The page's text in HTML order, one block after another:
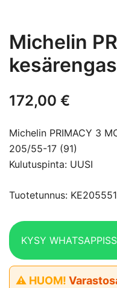
Michelin
172,00 €
Michelin PRIMACY 3
205/55-17 (91)
Kulutuspinta: UUSI
Tuotetunnus:
KYSY
⚠ HUOM!